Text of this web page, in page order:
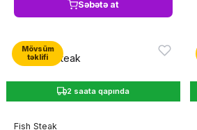
Səbətə at
Mövsüm
təklifi
2 saata qapında
Fish Steak